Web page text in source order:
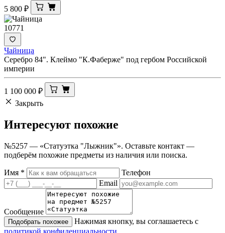
5 800 ₽
10771
Чайница
Серебро 84". Клеймо "К.Фаберже" под гербом Российской
империи
1 100 000 ₽
Закрыть
Интересуют похожие
№5257 — «Статуэтка "Лыжник"». Оставьте контакт —
подберём похожие предметы из наличия или поиска.
Имя *
Телефон
Email
Сообщение
Подобрать похожее
Нажимая кнопку, вы соглашаетесь с